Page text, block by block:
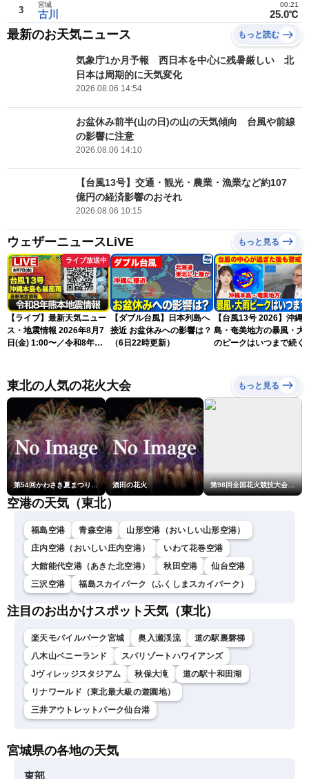
3 古川
宮城
25.0℃
00:21
最新のお天気ニュース もっと読む
気象庁1か月予報 西日本を中心に残暑厳しい 北
日本は周期的に天気変化
2026.08.06 14:54
お盆休み前半(山の日)の山の天気傾向 台風や前線
の影響に注意
2026.08.06 14:10
【台風13号】交通・観光・農業・漁業など約107
億円の経済影響のおそれ
2026.08.06 10:15
ウェザーニュースLiVE もっと見る
ライブ放送中
【ライブ】最新天気ニュー
ス・地震情報 2026年8月7
日(金) 1:00〜／令和8年熊
スLiVE〉
【ダブル台風】日本列島へ
接近 お盆休みへの影響は？
（6日22時更新）
【台風13号 2026】沖縄
島・奄美地方の暴風・大
のピークはいつまで続く
東北の人気の花火大会 もっと見る
第54回かわさき夏まつり花火大会「おらが自慢のでっかい花火」 酒田の花火 第98回全国花火競技大会「大曲の花火」
空港の天気（東北）
福島空港 青森空港
山形空港（おいしい山形空港）
庄内空港（おいしい庄内空港）
いわて花巻空港
大館能代空港（あきた北空港）
秋田空港
仙台空港
三沢空港
福島スカイパーク（ふくしまスカイパーク）
注目のお出かけスポット天気（東北）
楽天モバイルパーク宮城 奥入瀬渓流
道の駅裏磐梯
八木山ベニーランド
スパリゾートハワイアンズ
Jヴィレッジスタジアム
秋保大滝
道の駅十和田湖
リナワールド（東北最大級の遊園地）
三井アウトレットパーク仙台港
宮城県の各地の天気
東部